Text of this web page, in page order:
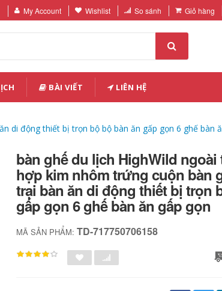
My Account Wishlist So sánh Giỏ hàng
BÀI VIẾT LIÊN HỆ
di động thiết bị trọn bộ bộ bàn ăn gấp gọn 6 ghế bàn
bàn ghế du lịch HighWild
hợp kim nhôm trứng cuộn bàn
trại bàn ăn di động thiết bị trọn
gấp gọn 6 ghế bàn ăn gấp gọn
MÃ SẢN PHẨM:TD-717750706158